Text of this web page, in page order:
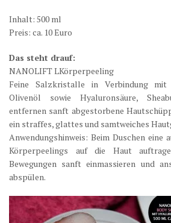
Inhalt: 500 ml
Preis: ca. 10 Euro
Das steht drauf:
NANOLIFT LKörperpeeling
Feine Salzkristalle in Verbindung mit
Olivenöl sowie Hyaluronsäure,
entfernen sanft abgestorbene
ein straffes, glattes und samtweiches
Anwendungshinweis: Beim Duschen eine
Körperpeelings auf die Haut
Bewegungen sanft einmassieren und
abspülen.